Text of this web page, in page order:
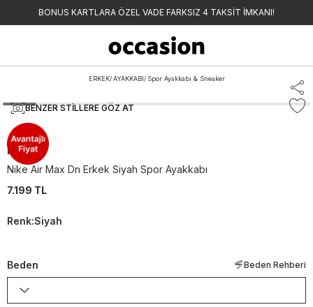
BONUS KARTLARA ÖZEL VADE FARKSIZ 4 TAKSİT İMKANI!
ERKEK/ AYAKKABI/ Spor Ayakkabı & Sneaker
BENZER STILLERE GÖZ AT
Nike
Nike Air Max Dn Erkek Siyah Spor Ayakkabı
7.199 TL
Renk:Siyah
Beden Beden Rehberi